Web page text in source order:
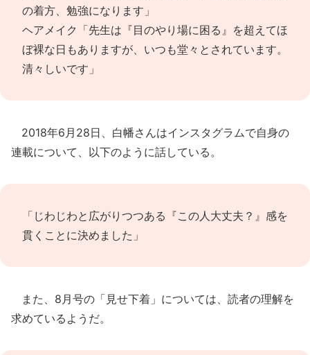
の着方、勉強になります」
ヘアメイク「先生は『目のやり場に困る』を超えてほ
ぼ裸な日もありますが、いつも堂々とされています。
清々しいです」
2018年6月28日、白幡さんはインスタグラムで自身の
連載について、以下のように話している。
「じわじわと広がりつつある『この人大丈夫？』感を
貫くことに決めました」
また、8月号の「見せ下着」については、読者の理解を
求めているようだ。